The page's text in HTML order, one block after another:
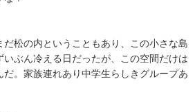
松の内ということもあり、この小さな島
ぶん冷える日だったが、この空間だけは
。家族連れあり中学生らしきグループあ